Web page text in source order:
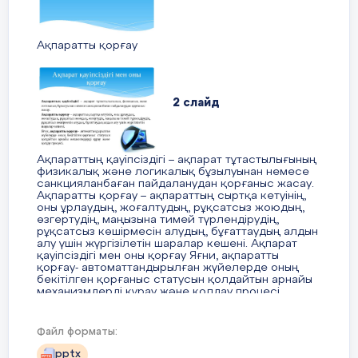
етіледі.
Жаңа қорғау аспаптардың/ тәсілдерінің жүйелі
көрінуі
7 слайд
Қиындықтың тұрақты артуы
8 слайд
“ Абсолютті” қорғаныштың жоқ болуы
9 слайд
Ақпаратқа қол жеткізумен байланысты
түсініктердің қарым қатынасы Қауіп төну каналы –
КЖ қауіп физикалық ортадан келуі, ол
санкциялық емес іс-әрекеттерден пайда болу
қаупі Қауіп төну тәсілі (алгоритмі) – белгілі бір
әдістерді пайдалана отырып КЖ құралдар
Ақпаратты қорғау
2 слайд
Ақпараттың қауіпсіздігі – ақпарат тұтастылығының
физикалық және логикалық бұзылуынан немесе
санкцияланбаған пайдаланудан қорғаныс жасау.
Ақпаратты қорғау – ақпараттың сыртқа кетуінің,
оны ұрлаудың, жоғалтудың, рұқсатсыз жоюдың,
өзгертудің, маңызына тимей түрлендірудің,
рұқсатсыз көшірмесін алудың, бұғаттаудың алдын
алу үшін жүргізілетін шаралар кешені. Ақпарат
қауіпсіздігі мен оны қорғау Яғни, ақпаратты
қорғау- автоматтандырылған жүйелерде оның
бекітілген қорғаныс статусын қолдайтын арнайы
механизмдерді құрау және қолдау процесі.
Файл форматы:
pptx